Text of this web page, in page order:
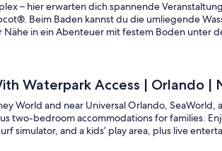
– hier erwarten dich spannende
Beim Baden kannst du die umliegende
Nähe in ein Abenteuer mit festem Boden unter
Waterpark Access | Orlando |
World and near Universal Orlando,
two-bedroom accommodations for families.
simulator, and a kids’ play area, plus live